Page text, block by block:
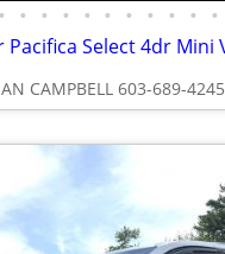
• • • • • • • • • • •
CAMPBELL 603-689-4245